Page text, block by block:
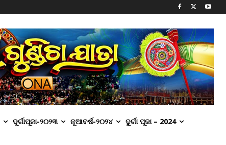
ଦୂର୍ଗାପୂଜା-୨୦୨୩ ନୂଆବର୍ଷ-୨୦୨୪ ଦୁର୍ଗା ପୂଜା – 2024